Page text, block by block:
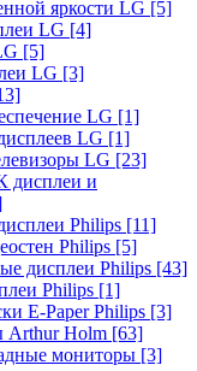
яркости LG [5]
LG [4]
[5]
LG [3]
LG [1]
LG [1]
LG [23]
дисплеи и
Philips [11]
Philips [5]
дисплеи Philips [43]
Philips [1]
E-Paper Philips [3]
Holm [63]
мониторы [3]